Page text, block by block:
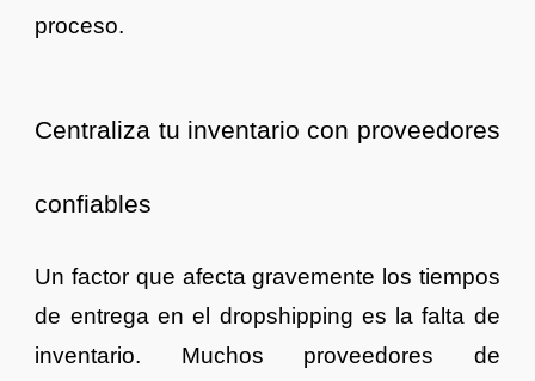
proceso.
Centraliza tu inventario con proveedores
confiables
Un factor que afecta gravemente los tiempos
de entrega en el dropshipping es la falta de
inventario. Muchos proveedores de